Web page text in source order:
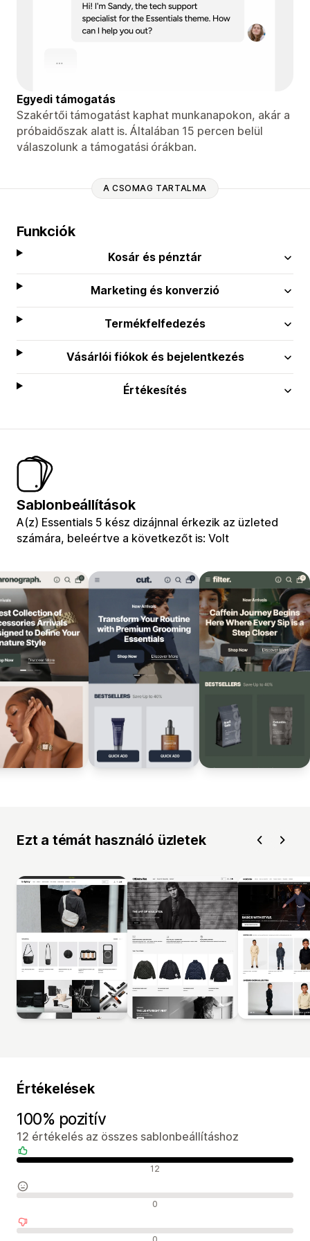
Egyedi támogatás
Szakértői támogatást kaphat munkanapokon, akár a
próbaidőszak alatt is. Általában 15 percen belül
válaszolunk a támogatási órákban.
A CSOMAG TARTALMA
Funkciók
Kosár és pénztár
Marketing és konverzió
Termékfelfedezés
Vásárlói fiókok és bejelentkezés
Értékesítés
Sablonbeállítások
A(z) Essentials 5 kész dizájnnal érkezik az üzleted
számára, beleértve a következőt is: Volt
Ezt a témát használó üzletek
Értékelések
100% pozitív
12 értékelés az összes sablonbeállításhoz
Pozitív értékelések 12
Semleges értékelések 0
Negatív értékelések